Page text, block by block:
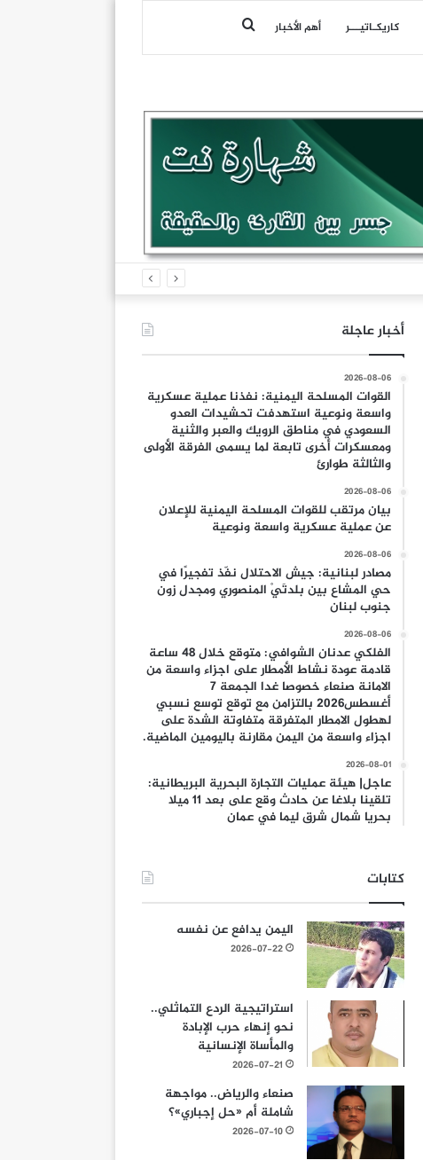
كاريكـاتيـــر أهم الأخبار بحث
أخبار عاجلة
2026-08-06
القوات المسلحة اليمنية: نفذنا عملية عسكرية
واسعة ونوعية استهدفت تحشيدات العدو
السعودي في مناطق الرويك والعبر والثنية
ومعسكرات أخرى تابعة لما يسمى الفرقة الأولى
والثالثة طوارئ
2026-08-06
بيان مرتقب للقوات المسلحة اليمنية للإعلان
عن عملية عسكرية واسعة ونوعية
2026-08-06
مصادر لبنانية: جيش الاحتلال نفّذ تفجيرًا في
حي المشاع بين بلدتَيْ المنصوري ومجدل زون
جنوب لبنان
2026-08-06
الفلكي عدنان الشوافي: متوقع خلال 48 ساعة
قادمة عودة نشاط الأمطار على اجزاء واسعة من
الامانة صنعاء خصوصا غدا الجمعة 7
أغسطس2026 بالتزامن مع توقع توسع نسبي
لهطول الامطار المتفرقة متفاوتة الشدة على
اجزاء واسعة من اليمن مقارنة باليومين الماضية.
2026-08-01
عاجل| هيئة عمليات التجارة البحرية البريطانية:
تلقينا بلاغا عن حادث وقع على بعد 11 ميلا
بحريا شمال شرق ليما في عمان
كتابات
اليمن يدافع عن نفسه
2026-07-22
استراتيجية الردع التماثلي..
نحو إنهاء حرب الإبادة
والمأساة الإنسانية
2026-07-21
صنعاء والرياض.. مواجهة
شاملة أم «حل إجباري»؟
2026-07-10